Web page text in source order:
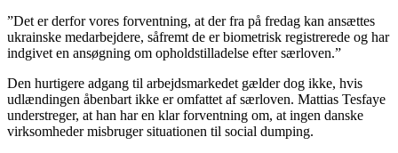
”Det er derfor vores forventning, at der fra på fredag kan ansættes
ukrainske medarbejdere, såfremt de er biometrisk registrerede og har
indgivet en ansøgning om opholdstilladelse efter særloven.”
Den hurtigere adgang til arbejdsmarkedet gælder dog ikke, hvis
udlændingen åbenbart ikke er omfattet af særloven. Mattias Tesfaye
understreger, at han har en klar forventning om, at ingen danske
virksomheder misbruger situationen til social dumping.